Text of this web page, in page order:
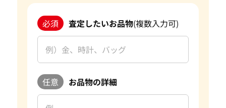
宝石以外にも、金・貴金属やブランド品などのご売却をお考
えの際は、ぜひ「おたからや」をご利用ください。お客様の
大切なお品物を最良の価格でお取引できるよう、査定員一
同、ご満足いただける買取を提供してまいります。 改めて、
この度はご利用いただき、誠にありがとうございました。お
客様のまたのご利用を心よりお待ち申し上げております。
おたからやの宝石買取査定
宝石買取専門査定員
必須 査定したいお品物(複数入力可)
任意 お品物の詳細